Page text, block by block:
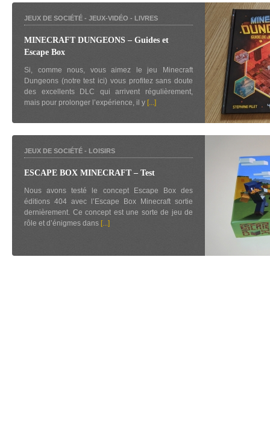
JEUX DE SOCIÉTÉ - JEUX-VIDÉO - LIVRES
MINECRAFT DUNGEONS – Guides et
Escape Box
Si, comme nous, vous aimez le jeu Minecraft
Dungeons (notre test ici) vous profitez sans doute
des excellents DLC qui arrivent régulièrement,
mais pour prolonger l’expérience, il y [...]
JEUX DE SOCIÉTÉ - LOISIRS
ESCAPE BOX MINECRAFT – Test
Nous avons testé le concept Escape Box des
éditions 404 avec l’Escape Box Minecraft sortie
dernièrement. Ce concept est une sorte de jeu de
rôle et d’énigmes dans [...]